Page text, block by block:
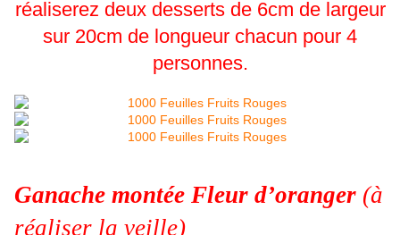
réaliserez deux desserts de 6cm de largeur
sur 20cm de longueur chacun pour 4
personnes.
Ganache montée Fleur d’oranger (à
réaliser la veille)